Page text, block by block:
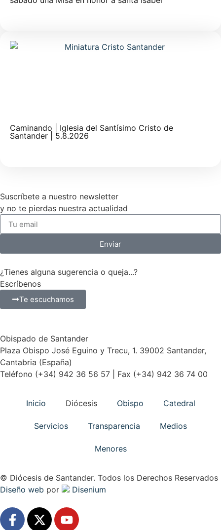
Caminando | Iglesia del Santísimo Cristo de
Santander | 5.8.2026
Suscríbete a nuestro newsletter
y no te pierdas nuestra actualidad
Enviar
¿Tienes alguna sugerencia o queja...?
Escríbenos
Te escuchamos
Obispado de Santander
Plaza Obispo José Eguino y Trecu, 1. 39002 Santander,
Cantabria (España)
Teléfono (+34) 942 36 56 57 | Fax (+34) 942 36 74 00
Inicio Diócesis Obispo Catedral
Servicios Transparencia Medios
Menores
© Diócesis de Santander. Todos los Derechos Reservados
Diseño web por Disenium